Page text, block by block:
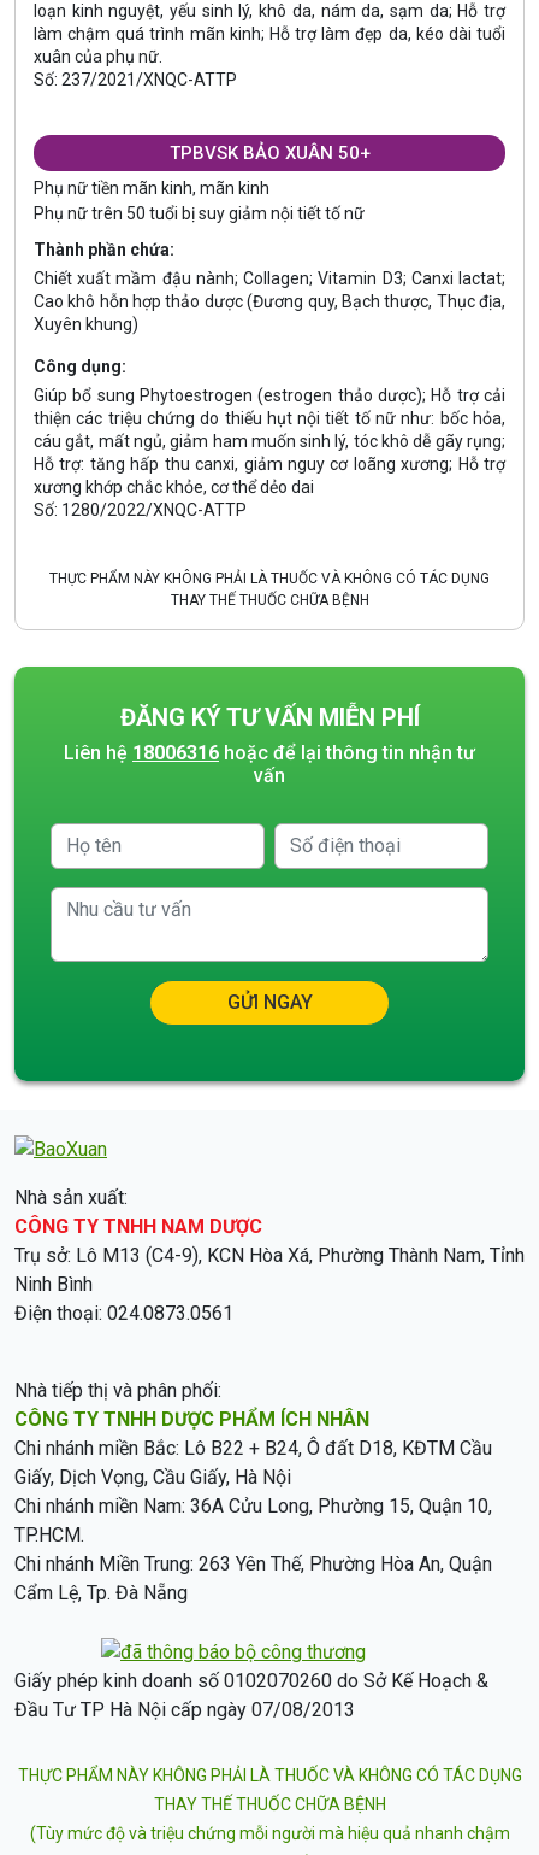
loạn kinh nguyệt, yếu sinh lý, khô da, nám da, sạm da; Hỗ trợ
làm chậm quá trình mãn kinh; Hỗ trợ làm đẹp da, kéo dài tuổi
xuân của phụ nữ.
Số: 237/2021/XNQC-ATTP
TPBVSK BẢO XUÂN 50+
Phụ nữ tiền mãn kinh, mãn kinh
Phụ nữ trên 50 tuổi bị suy giảm nội tiết tố nữ
Thành phần chứa:
Chiết xuất mầm đậu nành; Collagen; Vitamin D3; Canxi lactat;
Cao khô hỗn hợp thảo dược (Đương quy, Bạch thược, Thục địa,
Xuyên khung)
Công dụng:
Giúp bổ sung Phytoestrogen (estrogen thảo dược); Hỗ trợ cải
thiện các triệu chứng do thiếu hụt nội tiết tố nữ như: bốc hỏa,
cáu gắt, mất ngủ, giảm ham muốn sinh lý, tóc khô dễ gãy rụng;
Hỗ trợ: tăng hấp thu canxi, giảm nguy cơ loãng xương; Hỗ trợ
xương khớp chắc khỏe, cơ thể dẻo dai
Số: 1280/2022/XNQC-ATTP
THỰC PHẨM NÀY KHÔNG PHẢI LÀ THUỐC VÀ KHÔNG CÓ TÁC DỤNG
THAY THẾ THUỐC CHỮA BỆNH
ĐĂNG KÝ TƯ VẤN MIỄN PHÍ
Liên hệ 18006316 hoặc để lại thông tin nhận tư
vấn
GỬI NGAY
Nhà sản xuất:
CÔNG TY TNHH NAM DƯỢC
Trụ sở: Lô M13 (C4-9), KCN Hòa Xá, Phường Thành Nam, Tỉnh
Ninh Bình
Điện thoại: 024.0873.0561
Nhà tiếp thị và phân phối:
CÔNG TY TNHH DƯỢC PHẨM ÍCH NHÂN
Chi nhánh miền Bắc: Lô B22 + B24, Ô đất D18, KĐTM Cầu
Giấy, Dịch Vọng, Cầu Giấy, Hà Nội
Chi nhánh miền Nam: 36A Cửu Long, Phường 15, Quận 10,
TP.HCM.
Chi nhánh Miền Trung: 263 Yên Thế, Phường Hòa An, Quận
Cẩm Lệ, Tp. Đà Nẵng
Giấy phép kinh doanh số 0102070260 do Sở Kế Hoạch &
Đầu Tư TP Hà Nội cấp ngày 07/08/2013
THỰC PHẨM NÀY KHÔNG PHẢI LÀ THUỐC VÀ KHÔNG CÓ TÁC DỤNG
THAY THẾ THUỐC CHỮA BỆNH
(Tùy mức độ và triệu chứng mỗi người mà hiệu quả nhanh chậm